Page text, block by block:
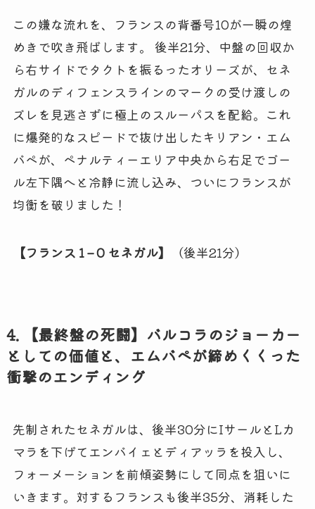
この嫌な流れを、フランスの背番号10が一瞬の煌
めきで吹き飛ばします。 後半21分、中盤の回収か
ら右サイドでタクトを振るったオリーズが、セネ
ガルのディフェンスラインのマークの受け渡しの
ズレを見逃さずに極上のスルーパスを配給。これ
に爆発的なスピードで抜け出したキリアン・エム
バペが、ペナルティーエリア中央から右足でゴー
ル左下隅へと冷静に流し込み、ついにフランスが
均衡を破りました！
【フランス 1 – 0 セネガル】 （後半21分）
4. 【最終盤の死闘】バルコラのジョーカー
としての価値と、エムバペが締めくくった
衝撃のエンディング
先制されたセネガルは、後半30分にIサールとLカ
マラを下げてエンバイェとディアッラを投入し、
フォーメーションを前傾姿勢にして同点を狙いに
いきます。対するフランスも後半35分、消耗した